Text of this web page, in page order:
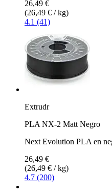
26,49 €
(26,49 € / kg)
4.1 (41)
Extrudr
PLA NX-2 Matt Negro
Next Evolution PLA en
26,49 €
(26,49 € / kg)
4.7 (200)